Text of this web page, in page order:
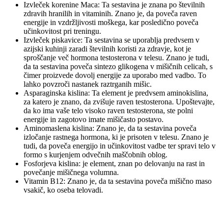
Izvleček korenine Maca: Ta sestavina je znana po številnih
zdravih hranilih in vitaminih. Znano je, da poveča raven
energije in vzdržljivosti moškega, kar posledično poveča
učinkovitost pri treningu.
Izvleček piskavice: Ta sestavina se uporablja predvsem v
azijski kuhinji zaradi številnih koristi za zdravje, kot je
sproščanje več hormona testosterona v telesu. Znano je tudi,
da ta sestavina poveča sintezo glikogena v mišičnih celicah, s
čimer proizvede dovolj energije za uporabo med vadbo. To
lahko povzroči nastanek raztrganih mišic.
Asparaginska kislina: Ta element je predvsem aminokislina,
za katero je znano, da zvišuje raven testosterona. Upoštevajte,
da ko ima vaše telo visoko raven testosterona, ste polni
energije in zagotovo imate mišičasto postavo.
Aminomaslena kislina: Znano je, da ta sestavina poveča
izločanje rastnega hormona, ki je prisoten v telesu. Znano je
tudi, da poveča energijo in učinkovitost vadbe ter spravi telo v
formo s kurjenjem odvečnih maščobnih oblog.
Fosforjeva kislina: je element, znan po delovanju na rast in
povečanje mišičnega volumna.
Vitamin B12: Znano je, da ta sestavina poveča mišično maso
vsakič, ko oseba telovadi.